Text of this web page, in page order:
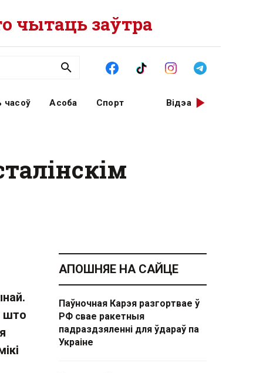
чытаць заўтра
часоў Асоба Спорт Відэа
што
АПОШНЯЕ НА САЙЦЕ
Паўночная Карэя разгортвае ў
РФ свае ракетныя
падраздзяленні для ўдараў па
Украіне